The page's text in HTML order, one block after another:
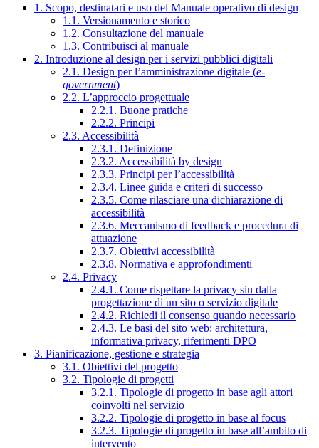
1. Scopo, destinatari e uso del Manuale operativo di design
1.1. Versionamento e storico
1.2. Consultazione del manuale
1.3. Contribuisci al manuale
2. Introduzione al design per i servizi pubblici digitali
2.1. Design per l’amministrazione digitale (e-
government)
2.2. L’approccio progettuale
2.2.1. Buone pratiche
2.2.2. Principi
2.3. Accessibilità
2.3.1. Definizione
2.3.2. Accessibilità by design
2.3.3. Principi per l’accessibilità
2.3.4. Linee guida e criteri di successo
2.3.5. Come rilasciare una dichiarazione di
accessibilità
2.3.6. Meccanismo di feedback e procedura di
attuazione
2.3.7. Obiettivi accessibilità
2.3.8. Normativa e approfondimenti
2.4. Privacy
2.4.1. Come rispettare la privacy sin dalla
progettazione di un sito o servizio digitale
2.4.2. Richiedi il consenso quando necessario
2.4.3. Le basi del sito web: architettura,
informativa privacy, riferimenti DPO
3. Pianificazione, gestione e strategia
3.1. Obiettivi del progetto
3.2. Tipologie di progetti
3.2.1. Tipologie di progetto in base agli attori
coinvolti nel servizio
3.2.2. Tipologie di progetto in base al focus
3.2.3. Tipologie di progetto in base all’ambito di
intervento